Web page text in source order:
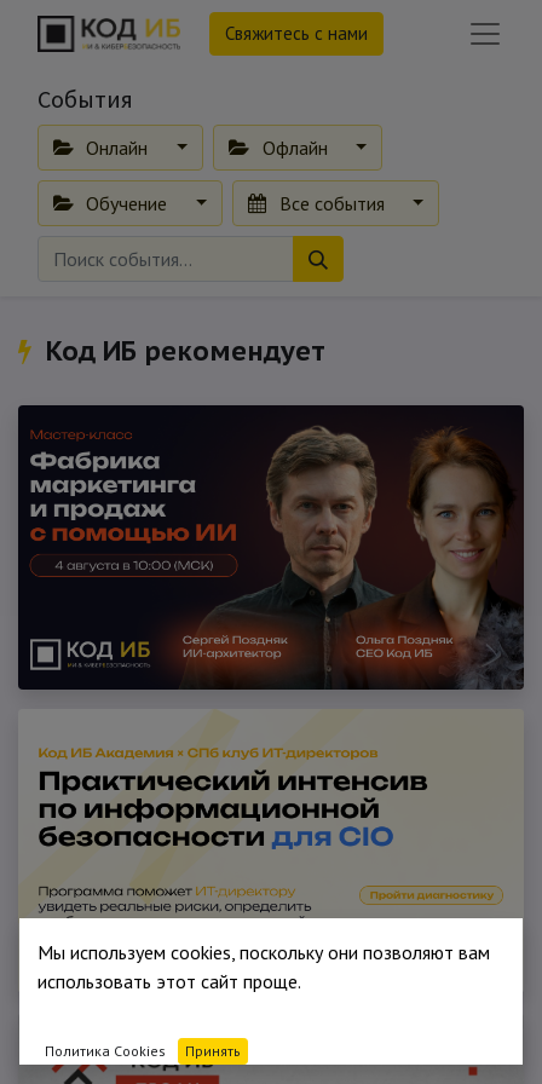
Свяжитесь с нами
События
Онлайн Офлайн
Обучение Все события
Код ИБ рекомендует
Мы используем cookies, поскольку они позволяют вам
использовать этот сайт проще.
Политика Cookies Принять